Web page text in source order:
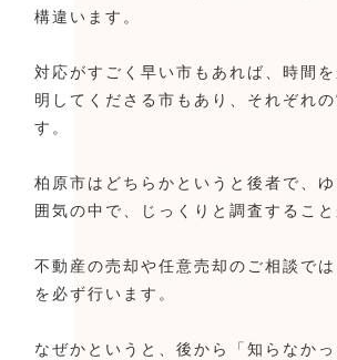
構違います。
対応がすごく早い市もあれば、時間
明してくださる市もあり、それぞれ
す。
柏原市はどちらかというと後者で、
囲気の中で、じっくりと調査すること
不動産の売却や任意売却のご相談で
を必ず行います。
なぜかというと、後から「知らなか